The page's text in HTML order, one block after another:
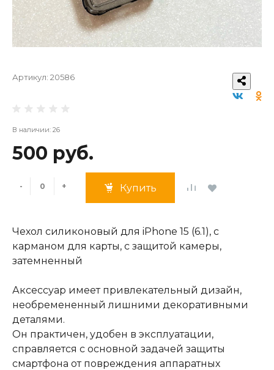
Артикул: 20586
В наличии: 26
500 руб.
- + Купить
Чехол силиконовый для iPhone 15 (6.1), с
карманом для карты, с защитой камеры,
затемненный
Аксессуар имеет привлекательный дизайн,
необремененный лишними декоративными
деталями.
Он практичен, удобен в эксплуатации,
справляется с основной задачей защиты
смартфона от повреждения аппаратных